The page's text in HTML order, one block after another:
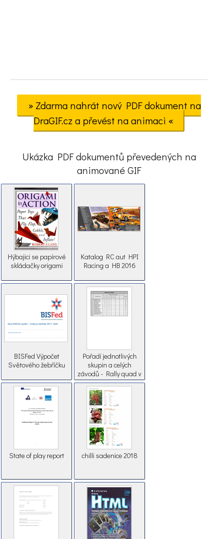
» Zdarma nahrát nový PDF dokument na
DraGIF.cz a převést na animaci «
Ukázka PDF dokumentů převedených na
animované GIF
Hýbajici se papírové
skládačky origami
Katalog RC aut HPI
Racing a HB 2016
BISFed Výpočet
Světového žebříčku
Pořadí jednotlivých
skupin a celých
závodů - Rally quad v
Plzeňském kraji
State of play report chilli sadenice 2018